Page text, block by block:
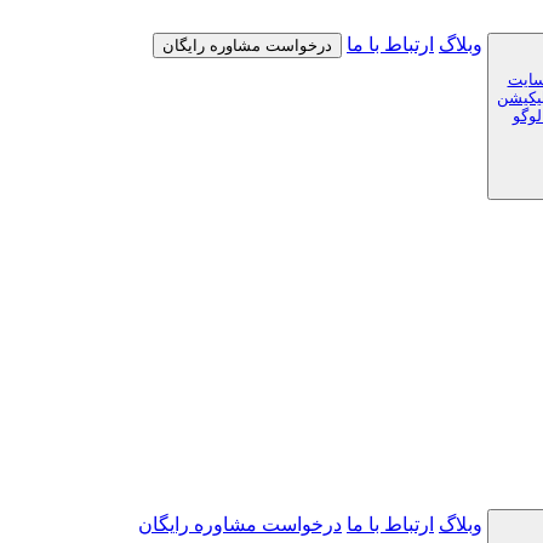
وبلاگ ارتباط با ما درخواست مشاوره رایگان
وبلاگ ارتباط با ما درخواست مشاوره رایگان